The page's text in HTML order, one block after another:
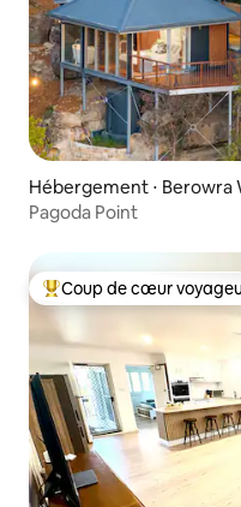
Hébergement ⋅ Berowra
Pagoda Point
Coups de cœur
Coup de cœur